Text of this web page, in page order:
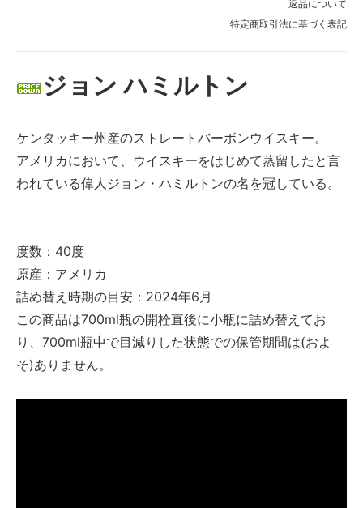
返品について
特定商取引法に基づく表記
ジョン ハミルトン
ケンタッキー州産のストレートバーボンウイスキー。
アメリカにおいて、ウイスキーをはじめて蒸留したと言
われている偉人ジョン・ハミルトンの名を冠している。
度数：40度
原産：アメリカ
詰め替え時期の目安：2024年6月
この商品は700ml瓶の開栓直後に小瓶に詰め替えてお
り、700ml瓶中で目減りした状態での保管期間は(およ
そ)ありません。